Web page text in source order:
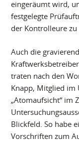
eingeräumt wird,
festgelegte
der Kontrolleure zu
Auch die
traten nach den
Knapp, Mitglied im
„Atomaufsicht“ im
Blickfeld. So habe
Vorschriften zum